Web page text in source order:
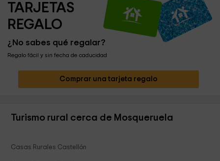
TARJETAS
REGALO
¿No sabes qué regalar?
Regalo fácil y sin fecha de caducidad
Comprar una tarjeta regalo
Turismo rural cerca de Mosqueruela
Casas Rurales Castellón